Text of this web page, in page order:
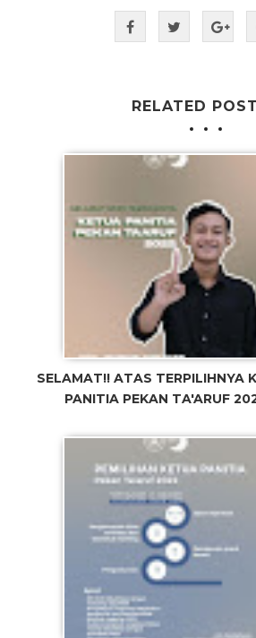
RELATED
SELAMAT!! ATAS TERPILIHNYA
PANITIA PEKAN TA'ARUF